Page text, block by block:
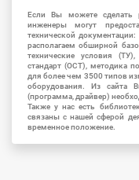
Если Вы можете сделать
инженеры могут
технической
располагаем обширной
технические условия
стандарт (ОСТ), методика
для более чем 3500 типов
оборудования. Из сайта
(программа, драйвер)
Также у нас есть
связаны с нашей сферой
временное положение.